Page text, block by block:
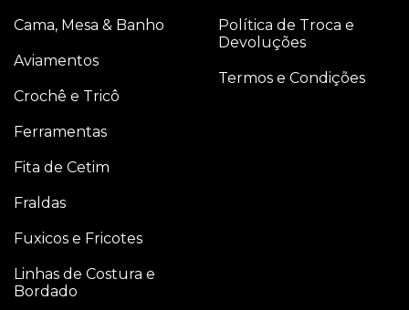
Cama, Mesa & Banho
Aviamentos
Crochê e Tricô
Ferramentas
Fita de Cetim
Fraldas
Fuxicos e Fricotes
Linhas de Costura e
Bordado
Política de Troca e
Devoluções
Termos e Condições